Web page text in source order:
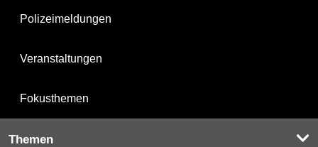
Polizeimeldungen
Veranstaltungen
Fokusthemen
Themen